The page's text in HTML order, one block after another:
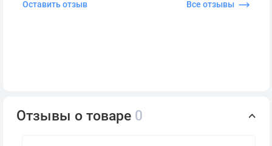
Оставить отзыв Все отзывы
Отзывы о товаре 0